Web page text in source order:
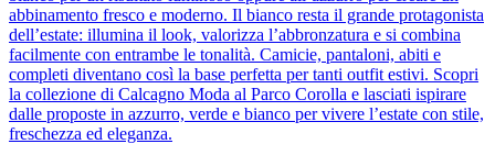
abbinamento fresco e moderno. Il bianco resta il grande protagonista
dell’estate: illumina il look, valorizza l’abbronzatura e si combina
facilmente con entrambe le tonalità. Camicie, pantaloni, abiti e
completi diventano così la base perfetta per tanti outfit estivi. Scopri
la collezione di Calcagno Moda al Parco Corolla e lasciati ispirare
dalle proposte in azzurro, verde e bianco per vivere l’estate con stile,
freschezza ed eleganza.